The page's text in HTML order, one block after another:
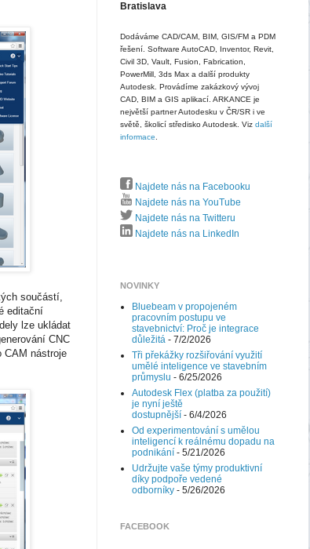
součástí,
editační
lze ukládat
CNC
CAM nástroje
Bratislava
Dodáváme CAD/CAM, BIM, GIS/FM a PDM
řešení. Software AutoCAD, Inventor, Revit,
Civil 3D, Vault, Fusion, Fabrication,
PowerMill, 3ds Max a další produkty
Autodesk. Provádíme zakázkový vývoj
CAD, BIM a GIS aplikací. ARKANCE je
největší partner Autodesku v ČR/SR i ve
světě, školicí středisko Autodesk. Viz další
informace
Najdete nás na Facebooku
Najdete nás na YouTube
Najdete nás na Twitteru
Najdete nás na LinkedIn
NOVINKY
Bluebeam v propojeném
pracovním postupu ve
stavebnictví: Proč je integrace
důležitá - 7/2/2026
Tři překážky rozšiřování využití
umělé inteligence ve stavebním
průmyslu - 6/25/2026
Autodesk Flex (platba za použití)
je nyní ještě
dostupnější - 6/4/2026
Od experimentování s umělou
inteligencí k reálnému dopadu na
podnikání - 5/21/2026
Udržujte vaše týmy produktivní
díky podpoře vedené
odborníky - 5/26/2026
FACEBOOK